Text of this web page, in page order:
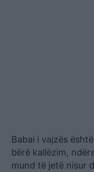
Babai i vajzës
bërë kallëzim,
mund të jetë nisur